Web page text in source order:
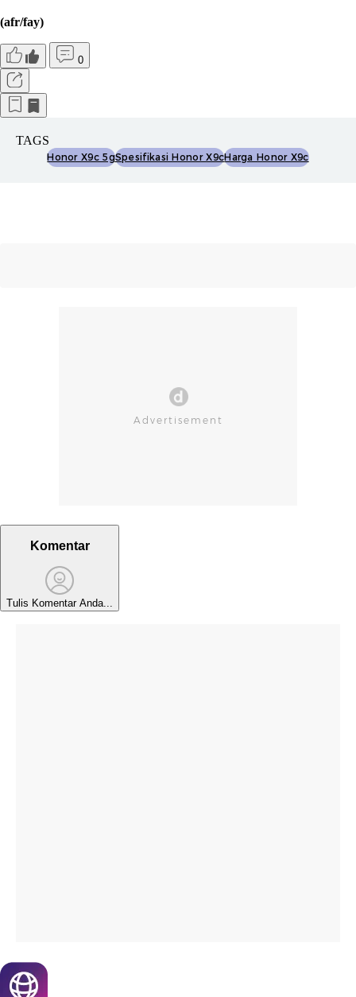
(afr/fay)
0
TAGS
Honor X9c 5gSpesifikasi Honor X9cHarga Honor X9c
Komentar
Tulis Komentar Anda...